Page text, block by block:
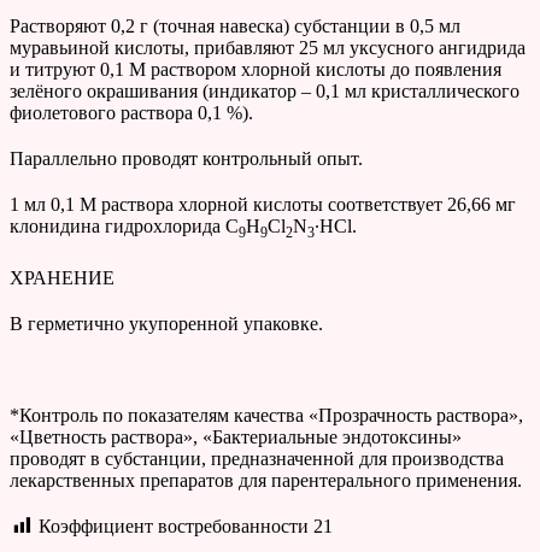
Растворяют 0,2 г (точная навеска) субстанции в 0,5 мл
муравьиной кислоты, прибавляют 25 мл уксусного ангидрида
и титруют 0,1 М раствором хлорной кислоты до появления
зелёного окрашивания (индикатор – 0,1 мл кристаллического
фиолетового раствора 0,1 %).
Параллельно проводят контрольный опыт.
1 мл 0,1 М раствора хлорной кислоты соответствует 26,66 мг
клонидина гидрохлорида C9H9Cl2N3∙HCl.
ХРАНЕНИЕ
В герметично укупоренной упаковке.
*Контроль по показателям качества «Прозрачность раствора»,
«Цветность раствора», «Бактериальные эндотоксины»
проводят в субстанции, предназначенной для производства
лекарственных препаратов для парентерального применения.
Коэффициент востребованности 21